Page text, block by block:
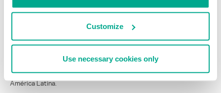
Customize
Use necessary cookies only
INFORMES
BlindEagle vuela alto en LATAM
del APT BlindEagle. Grupo que apunta a organizaciones e
individuos en Colombia, Ecuador, Chile, Panamá y otros países de
América Latina.